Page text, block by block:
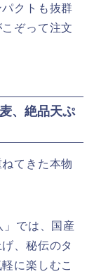
クトも抜群
ぞって注文
、絶品天ぷ
てきた本物
では、国産
、秘伝のタ
に楽しむこ